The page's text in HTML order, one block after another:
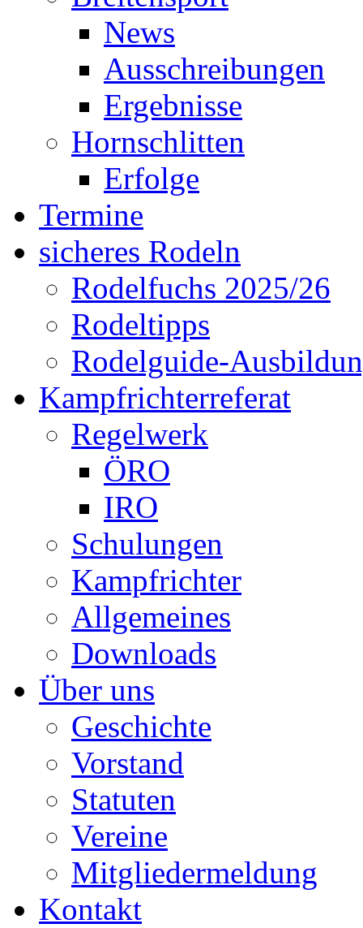
News
Ausschreibungen
Ergebnisse
Hornschlitten
Erfolge
Termine
sicheres Rodeln
Rodelfuchs 2025/26
Rodeltipps
Rodelguide-
Kampfrichterreferat
Regelwerk
ÖRO
IRO
Schulungen
Kampfrichter
Allgemeines
Downloads
Über uns
Geschichte
Vorstand
Statuten
Vereine
Mitgliedermeldung
Kontakt